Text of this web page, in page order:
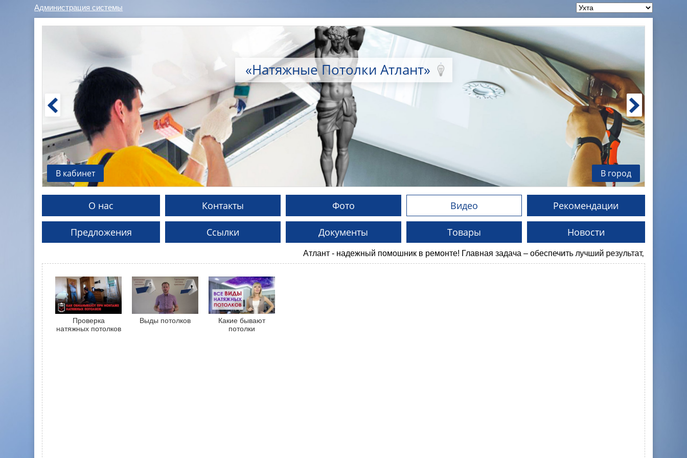
Администрация системы
В кабинет В город
«Натяжные Потолки Атлант»
О нас Контакты Фото Видео Рекомендации
Предложения Ссылки Документы Товары Новости
Атлант - надежный помошник в ремонте! Главная задача – обеспечить лучший результат, потому, что
Проверка
натяжных потолков
Выды потолков
Какие бывают
потолки